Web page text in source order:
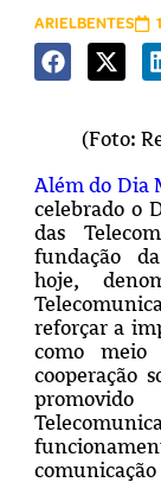
ARIELBENTES
(Foto:
Além do Dia
celebrado o
das
fundação
hoje,
reforçar a
como meio
cooperação